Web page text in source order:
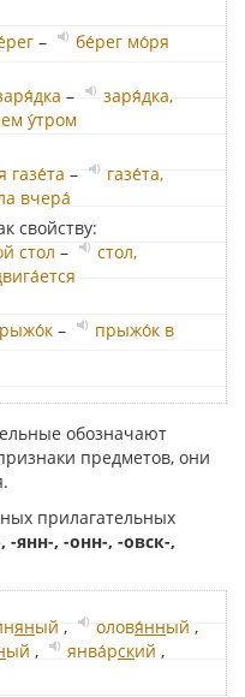
–
бе́рег мо́ря
–
заря́дка,
у́тром
газе́та –
газе́та,
вчера́
свойству:
стол –
стол,
–
прыжо́к в
обозначают
предметов, они
прилагательных
-янн-, -онн-, -овск-,
яный , оловя́нный ,
ый , янва́рский ,